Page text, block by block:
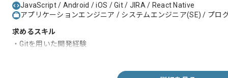
JavaScript / Android / iOS / Git / JIRA / React Native
アプリケーションエンジニア / システムエンジニア(SE) / プロ
求めるスキル
・Gitを用いた開発経験